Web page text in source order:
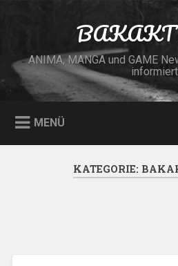
ANIMA, MANGA und GAME
informiert
MENÜ
KATEGORIE: